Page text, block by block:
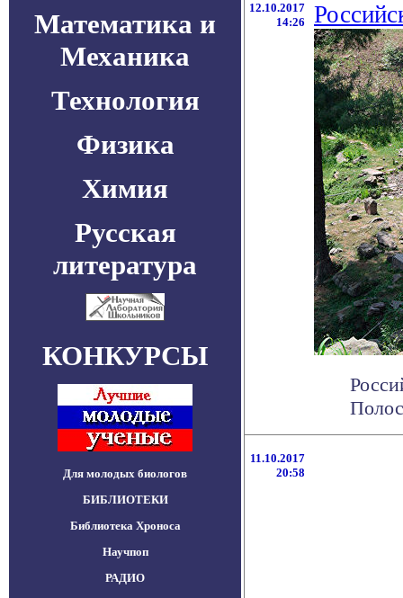
Математика и
Механика
Технология
Физика
Химия
Русская
литература
КОНКУРСЫ
Для молодых биологов
БИБЛИОТЕКИ
Библиотека Хроноса
Научпоп
РАДИО
12.10.2017
14:26
11.10.2017
20:58